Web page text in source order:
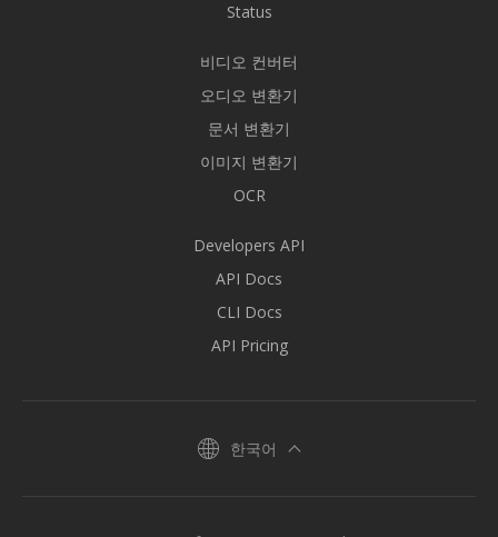
Status
비디오 컨버터
오디오 변환기
문서 변환기
이미지 변환기
OCR
Developers API
API Docs
CLI Docs
API Pricing
한국어